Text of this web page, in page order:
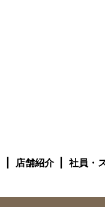
店舗紹介 社員・